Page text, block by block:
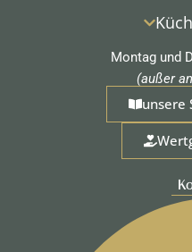
Montag und
(außer
unsere